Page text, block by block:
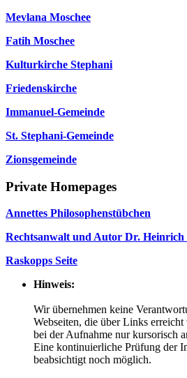
Mevlana Moschee
Fatih Moschee
Kulturkirche Stephani
Friedenskirche
Immanuel-Gemeinde
St. Stephani-Gemeinde
Zionsgemeinde
Private Homepages
Annettes Philosophenstübchen
Rechtsanwalt und Autor Dr. Heinrich
Raskopps Seite
Hinweis:
Wir übernehmen keine
Webseiten, die über Links
bei der Aufnahme nur kursorisch
Eine kontinuierliche Prüfung der
beabsichtigt noch möglich.